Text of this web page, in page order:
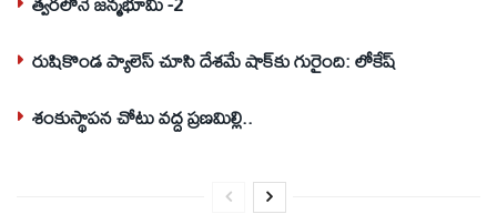
రుషికొండ ప్యాలెస్‌ చూసి దేశమే షాక్‌కు గురైంది: లోకేష్‌
శంకుస్థాపన చోటు వద్ద ప్రణమిల్లి..